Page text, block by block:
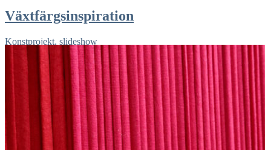
Växtfärgsinspiration
Konstprojekt, slideshow